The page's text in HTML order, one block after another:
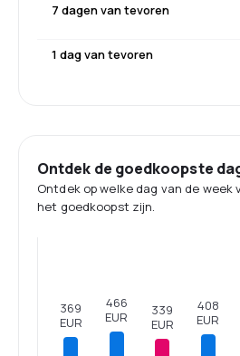
7 dagen van tevoren
1 dag van tevoren
Ontdek de goedkoopste
Ontdek op welke dag van de
het goedkoopst zijn.
369
EUR
466
EUR
339
EUR
408
EUR